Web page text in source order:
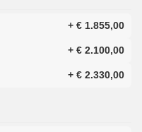
+ € 1.855,00
+ € 2.100,00
+ € 2.330,00